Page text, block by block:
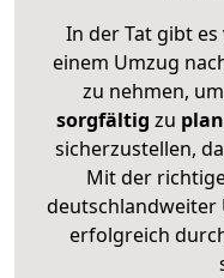
In der Tat gibt
einem Umzug
zu nehmen,
sorgfältig zu
sicherzustellen,
Mit der
deutschlandweiter
erfolgreich